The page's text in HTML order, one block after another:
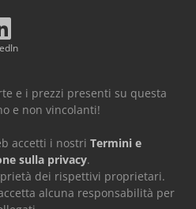
e i prezzi presenti su questa
e non vincolanti!
accetti i nostri Termini e
sulla privacy.
dei rispettivi proprietari.
alcuna responsabilità per